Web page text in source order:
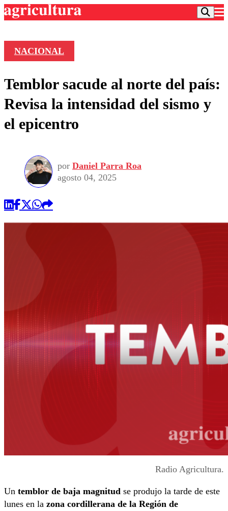
Frecuencias
Agricultura TV
Deportes
Colo Colo
Seleccion Chilena
Torneo Internacional
Universidad de Chile
Entretención
Economía
Internacional
Sustentabilidad
Publicaciones en medios
Opinión
NACIONAL
Temblor sacude al norte del país:
Revisa la intensidad del sismo y
el epicentro
por Daniel Parra Roa
agosto 04, 2025
Radio Agricultura.
Un temblor de baja magnitud se produjo la tarde de este
lunes en la zona cordillerana de la Región de